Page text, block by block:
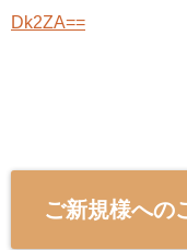
Dk2ZA==
ご新規様への